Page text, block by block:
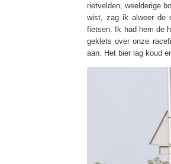
rietvelden, weelderige
wist, zag ik alweer de
fietsen. Ik had hem de
geklets over onze
aan. Het bier lag koud